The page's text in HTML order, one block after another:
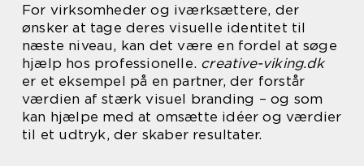
For virksomheder og iværksættere, der
ønsker at tage deres visuelle identitet til
næste niveau, kan det være en fordel at søge
hjælp hos professionelle. creative-viking.dk
er et eksempel på en partner, der forstår
værdien af stærk visuel branding – og som
kan hjælpe med at omsætte idéer og værdier
til et udtryk, der skaber resultater.